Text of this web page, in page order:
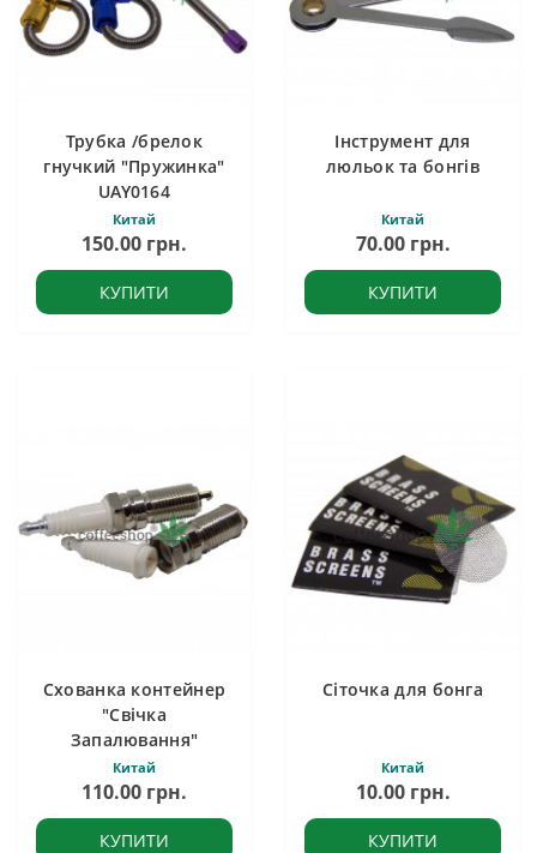
Трубка /брелок
гнучкий "Пружинка"
UAY0164
Китай
150.00 грн.
КУПИТИ
Інструмент для
люльок та бонгів
Китай
70.00 грн.
КУПИТИ
Схованка контейнер
"Свічка
Запалювання"
Китай
110.00 грн.
КУПИТИ
Сіточка для бонга
Китай
10.00 грн.
КУПИТИ